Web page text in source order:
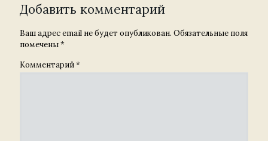
Добавить комментарий
Ваш адрес email не будет опубликован. Обязательные поля
помечены*
Комментарий*